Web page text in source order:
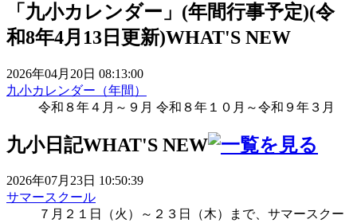
「九小カレンダー」(年間行事予定)(令
和8年4月13日更新)WHAT'S NEW
2026年04月20日 08:13:00
九小カレンダー（年間）
令和８年４月～９月 令和８年１０月～令和９年３月
九小日記WHAT'S NEW
2026年07月23日 10:50:39
サマースクール
７月２１日（火）～２３日（木）まで、サマースクー